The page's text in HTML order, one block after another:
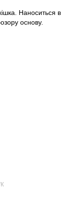
Наноситься в
основу.